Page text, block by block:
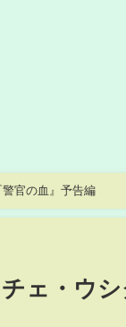
官の血』予告編
ェ・ウ